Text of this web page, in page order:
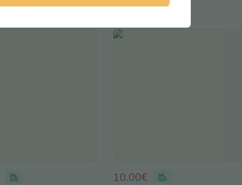
10.00€